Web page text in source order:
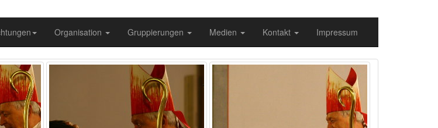
Organisation Gruppierungen Medien Kontakt Impressum